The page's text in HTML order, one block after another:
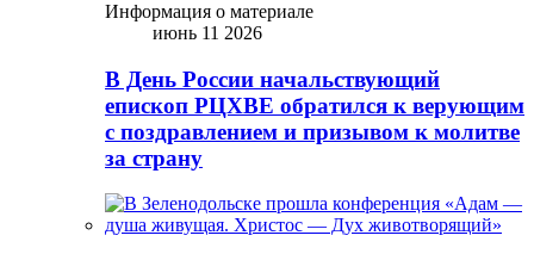
Информация о материале
июнь 11 2026
В День России начальствующий
епископ РЦХВЕ обратился к верующим
с поздравлением и призывом к молитве
за страну